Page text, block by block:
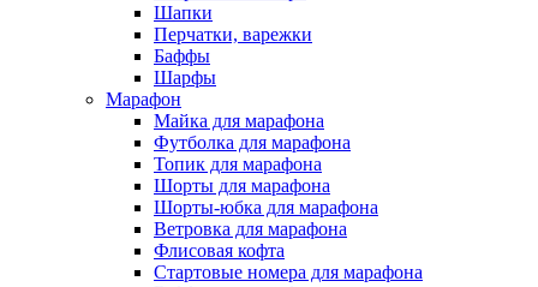
Шапки
Перчатки, варежки
Баффы
Шарфы
Марафон
Майка для марафона
Футболка для марафона
Топик для марафона
Шорты для марафона
Шорты-юбка для марафона
Ветровка для марафона
Флисовая кофта
Стартовые номера для марафона